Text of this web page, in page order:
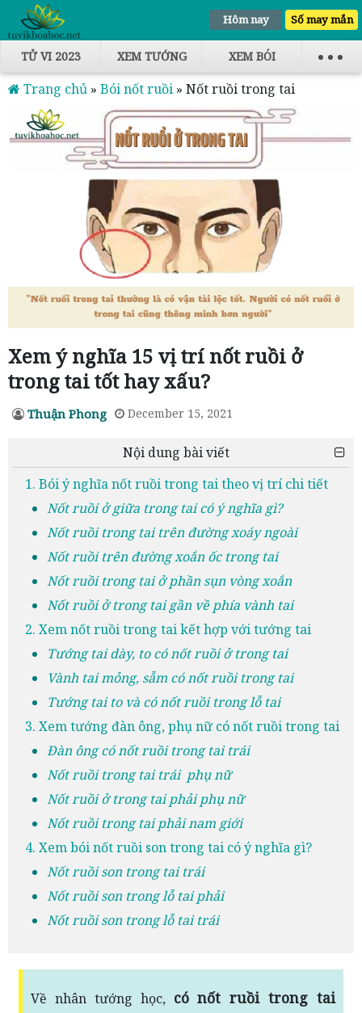
Hôm nay Số may mắn
TỬ VI 2023 XEM TƯỚNG XEM BÓI
Trang chủ » Bói nốt ruồi » Nốt ruồi trong tai
Xem ý nghĩa 15 vị trí nốt ruồi ở
trong tai tốt hay xấu?
Thuận Phong December 15, 2021
Nội dung bài viết
1. Bói ý nghĩa nốt ruồi trong tai theo vị trí chi tiết
Nốt ruồi ở giữa trong tai có ý nghĩa gì?
Nốt ruồi trong tai trên đường xoáy ngoài
Nốt ruồi trên đường xoắn ốc trong tai
Nốt ruồi trong tai ở phần sụn vòng xoắn
Nốt ruồi ở trong tai gần về phía vành tai
2. Xem nốt ruồi trong tai kết hợp với tướng tai
Tướng tai dày, to có nốt ruồi ở trong tai
Vành tai mỏng, sẫm có nốt ruồi trong tai
Tướng tai to và có nốt ruồi trong lỗ tai
3. Xem tướng đàn ông, phụ nữ có nốt ruồi trong tai
Đàn ông có nốt ruồi trong tai trái
Nốt ruồi trong tai trái phụ nữ
Nốt ruồi ở trong tai phải phụ nữ
Nốt ruồi trong tai phải nam giới
4. Xem bói nốt ruồi son trong tai có ý nghĩa gì?
Nốt ruồi son trong tai trái
Nốt ruồi son trong lỗ tai phải
Nốt ruồi son trong lỗ tai trái
Về nhân tướng học, có nốt ruồi trong tai